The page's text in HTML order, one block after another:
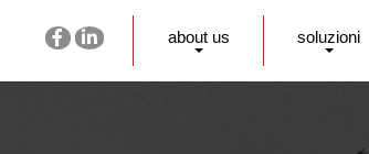
about us soluzioni